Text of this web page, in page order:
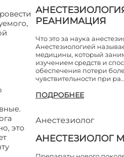
это
РЕАНИМАЦИЯ
Что это за наука
Анестезиологией
медицины, который
изучением средств и
обеспечения потери
чувствительности при
ПОДРОБНЕЕ
Анестезиолог
АНЕСТЕЗИОЛОГ